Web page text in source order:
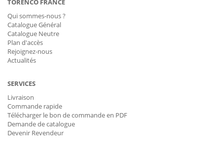
TORENCO FRANCE
Qui sommes-nous ?
Catalogue Général
Catalogue Neutre
Plan d'accès
Rejoignez-nous
Actualités
SERVICES
Livraison
Commande rapide
Télécharger le bon de commande en PDF
Demande de catalogue
Devenir Revendeur